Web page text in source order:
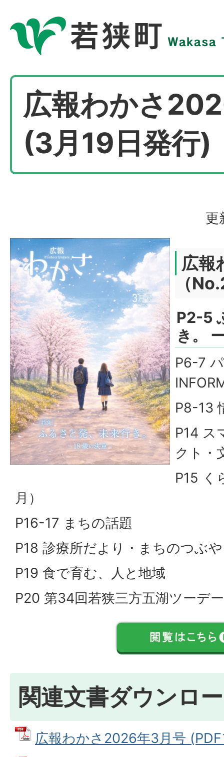
広報わかさ
(3月19日発行)
更
広報
（
P2-5
き。
P6-7
P8-13
P14 ス
クト・
P15 く
月）
P16-17 まちの話題
P18 診療所だより・まちのつぶ
P19 食で育む、人と地域
P20 第34回若狭三方五湖ツーデ
関連文書ダウンロ
広報わかさ2026年3月号